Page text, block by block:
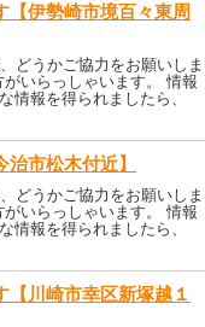
【伊勢崎市境百々東周
どうかご協力をお願いしま
いらっしゃいます。 情報
報を得られましたら、
市松木付近】
どうかご協力をお願いしま
いらっしゃいます。 情報
報を得られましたら、
川崎市幸区新塚越１